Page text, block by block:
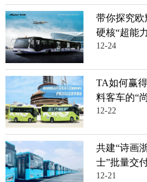
带你探究欧
硬核“超能力
12-24
TA如何赢
料客车的“
12-22
共建“诗画
士”批量交
12-21